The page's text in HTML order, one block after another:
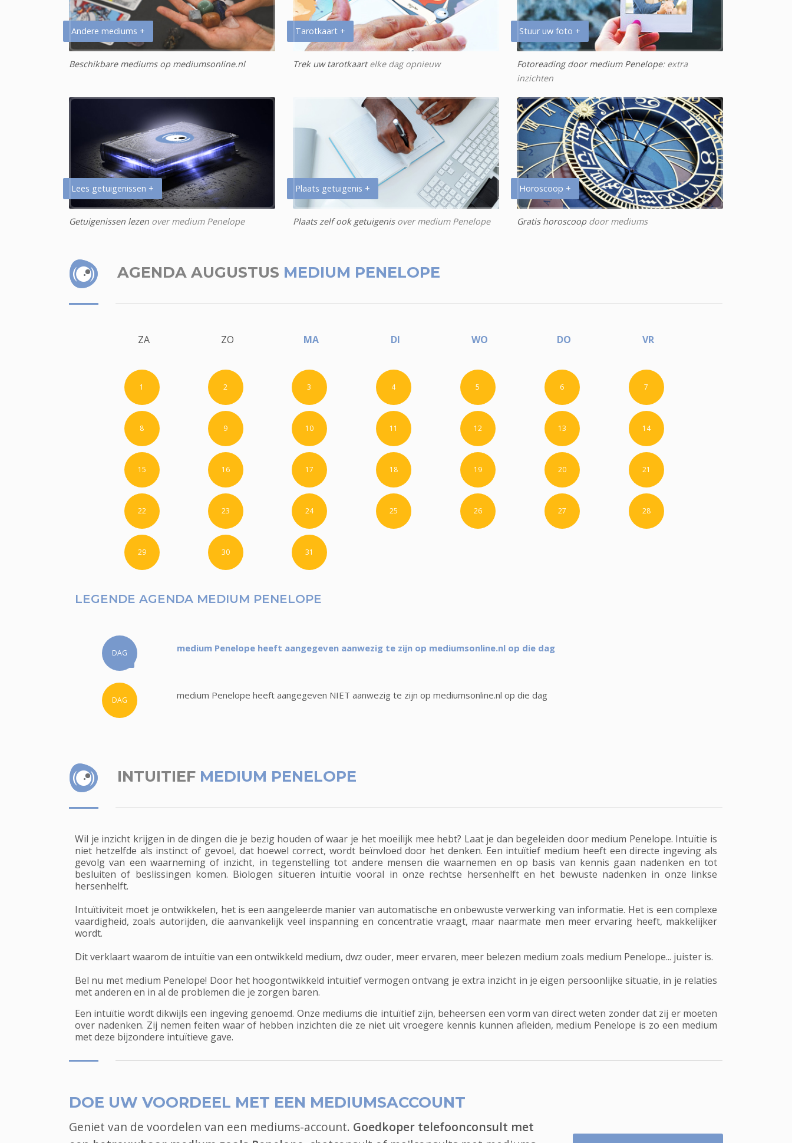
Andere mediums +
Beschikbare mediums op mediumsonline.nl
Tarotkaart +
Trek uw tarotkaartelke dag opnieuw
Stuur uw foto +
Fotoreading door medium Penelope: extra
inzichten
Lees getuigenissen +
Getuigenissen lezen over medium Penelope
Plaats getuigenis +
Plaats zelf ook getuigenisover medium Penelope
Horoscoop +
Gratis horoscoopdoor mediums
AGENDA AUGUSTUS MEDIUM PENELOPE
ZA ZO MA DI WO DO VR
1 2 3 4 5 6 7
8 9 10 11 12 13 14
15 16 17 18 19 20 21
22 23 24 25 26 27 28
29 30 31
LEGENDE AGENDA MEDIUM PENELOPE
DAG medium Penelope heeft aangegeven aanwezig te zijn op mediumsonline.nl op die dag
DAG medium Penelope heeft aangegeven NIET aanwezig te zijn op mediumsonline.nl op die dag
INTUITIEF MEDIUM PENELOPE
Wil je inzicht krijgen in de dingen die je bezig houden of waar je het moeilijk mee hebt? Laat je dan begeleiden door medium Penelope. Intuïtie is
niet hetzelfde als instinct of gevoel, dat hoewel correct, wordt beïnvloed door het denken. Een intuïtief medium heeft een directe ingeving als
gevolg van een waarneming of inzicht, in tegenstelling tot andere mensen die waarnemen en op basis van kennis gaan nadenken en tot
besluiten of beslissingen komen. Biologen situeren intuïtie vooral in onze rechtse hersenhelft en het bewuste nadenken in onze linkse
hersenhelft.
Intuïtiviteit moet je ontwikkelen, het is een aangeleerde manier van automatische en onbewuste verwerking van informatie. Het is een complexe
vaardigheid, zoals autorijden, die aanvankelijk veel inspanning en concentratie vraagt, maar naarmate men meer ervaring heeft, makkelijker
wordt.
Dit verklaart waarom de intuïtie van een ontwikkeld medium, dwz ouder, meer ervaren, meer belezen medium zoals medium Penelope... juister is.
Bel nu met medium Penelope! Door het hoogontwikkeld intuïtief vermogen ontvang je extra inzicht in je eigen persoonlijke situatie, in je relaties
met anderen en in al de problemen die je zorgen baren.
Een intuïtie wordt dikwijls een ingeving genoemd. Onze mediums die intuïtief zijn, beheersen een vorm van direct weten zonder dat zij er moeten
over nadenken. Zij nemen feiten waar of hebben inzichten die ze niet uit vroegere kennis kunnen afleiden, medium Penelope is zo een medium
met deze bijzondere intuïtieve gave.
DOE UW VOORDEEL MET EEN MEDIUMSACCOUNT
Geniet van de voordelen van een mediums-account. Goedkoper telefoonconsult met